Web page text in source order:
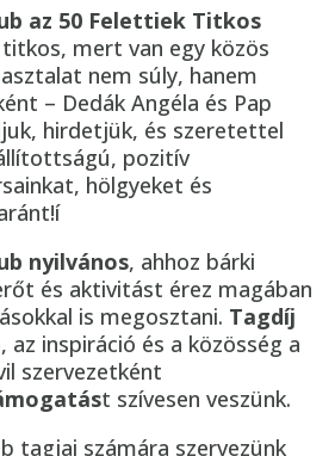
az 50 Felettiek Titkos
mert van egy közös
nem súly, hanem
– Dedák Angéla és Pap
hirdetjük, és szeretettel
pozitív
hölgyeket és
nyilvános, ahhoz bárki
és aktivitást érez magában
is megosztani. Tagdíj
az inspiráció és a közösség a
szervezetként
t szívesen veszünk.
tagjai számára szervezünk